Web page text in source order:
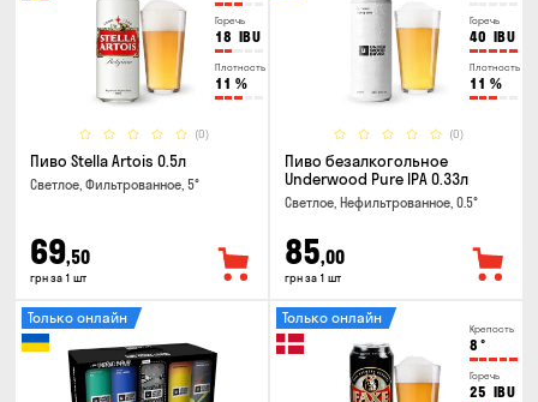
Горечь
18 IBU
Плотность
11 %
(0)
Пиво Stella Artois 0.5л
Светлое, Фильтрованное, 5°
69,50
грн за 1 шт
Горечь
40 IBU
Плотность
11 %
(0)
Пиво безалкогольное
Underwood Pure IPA 0.33л
Светлое, Нефильтрованное, 0.5°
85,00
грн за 1 шт
Только онлайн
Крепость
8 °
Горечь
25 IBU
Только онлайн